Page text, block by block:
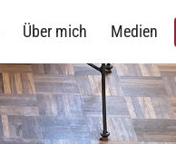
Über mich Medien